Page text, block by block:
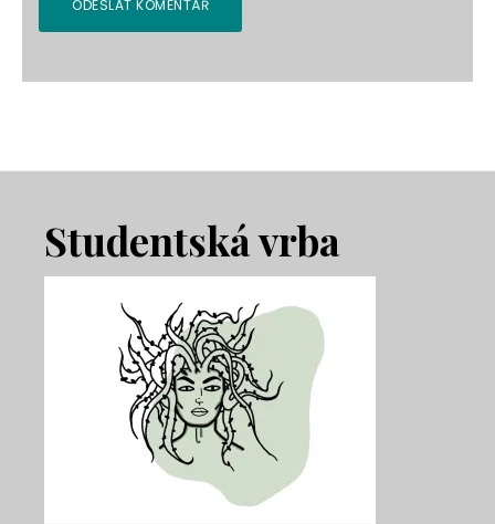
Footer
Studentská vrba